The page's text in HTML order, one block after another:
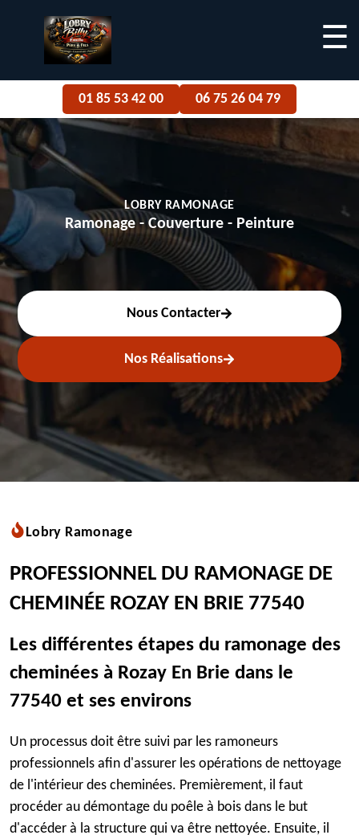
☰
01 85 53 42 00 06 75 26 04 79
LOBRY RAMONAGE
Ramonage - Couverture - Peinture
Nous Contacter
Nos Réalisations
Lobry Ramonage
PROFESSIONNEL DU RAMONAGE DE
CHEMINÉE ROZAY EN BRIE 77540
Les différentes étapes du ramonage des
cheminées à Rozay En Brie dans le
77540 et ses environs
Un processus doit être suivi par les ramoneurs
professionnels afin d'assurer les opérations de nettoyage
de l'intérieur des cheminées. Premièrement, il faut
procéder au démontage du poêle à bois dans le but
d'accéder à la structure qui va être nettoyée. Ensuite, il